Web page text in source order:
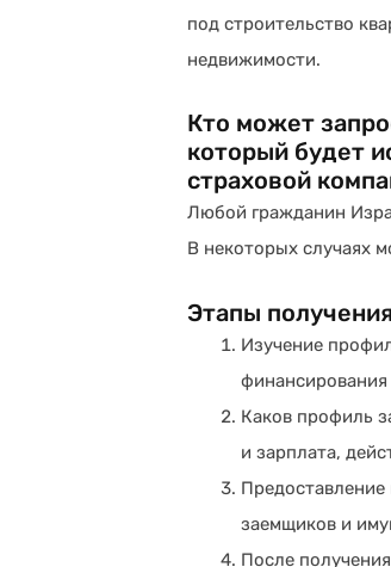
под строительство
недвижимости.
Кто может
который будет
страховой
Любой гражданин
В некоторых случаях
Этапы
Изучение
финансирования
Каков профиль
и зарплата,
заемщиков и
После